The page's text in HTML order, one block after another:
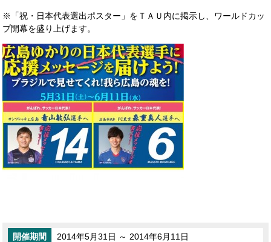
※「祝・日本代表選出ポスター」をＴＡＵ内に掲示し、ワールドカッ
プ開幕を盛り上げます。
開催期間
2014年5月31日 ～ 2014年6月11日